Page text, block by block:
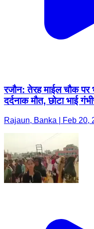
रजौन: तेरह माईल चौक
दर्दनाक मौत, छोटा भाई
Rajaun, Banka | Feb 20,